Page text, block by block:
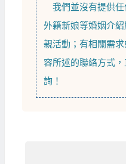
我們並沒有提供任
外籍新娘等婚姻介紹
親活動；有相關需
容所述的聯絡方式
詢！